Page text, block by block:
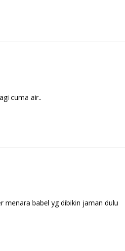
cuma air..
menara babel yg dibikin jaman dulu